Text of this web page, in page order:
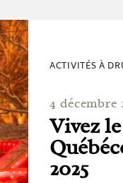
ACTIVITÉS À
4 décembre
Vivez
2025